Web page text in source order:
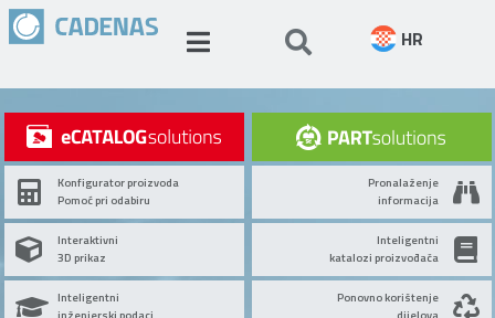
HR
Konfigurator proizvoda
Pomoć pri odabiru
Interaktivni
3D prikaz
Inteligentni
inženjerski podaci
Pronalaženje
informacija
Inteligentni
katalozi proizvođača
Ponovno korištenje
dijelova